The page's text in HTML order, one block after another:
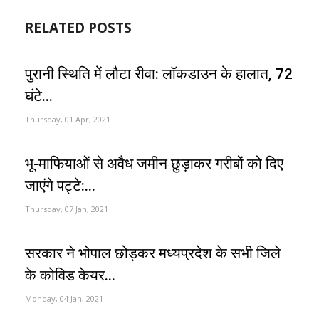
RELATED POSTS
पुरानी स्थिति में लौटा रीवा: लॉकडाउन के हालात, 72
घंटे...
Thursday, 01 Apr, 2021
भू-माफियाओं से अवैध जमीन छुड़ाकर गरीबों को दिए
जाएंगे पट्टे:...
Thursday, 07 Jan, 2021
सरकार ने भोपाल छोड़कर मध्यप्रदेश के सभी जिले
के कोविड केयर...
Monday, 04 Jan, 2021